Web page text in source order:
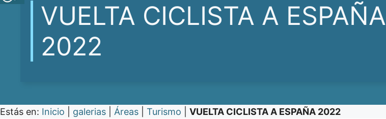
VUELTA CICLISTA A ESPAÑA
2022
Estás en: Inicio galerias Áreas Turismo VUELTA CICLISTA A ESPAÑA 2022